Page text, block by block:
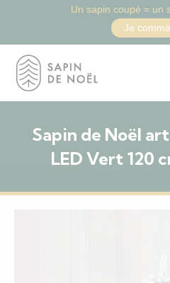
Sapin de Noël
LED Vert 120
Un sapin coupé = un
Je